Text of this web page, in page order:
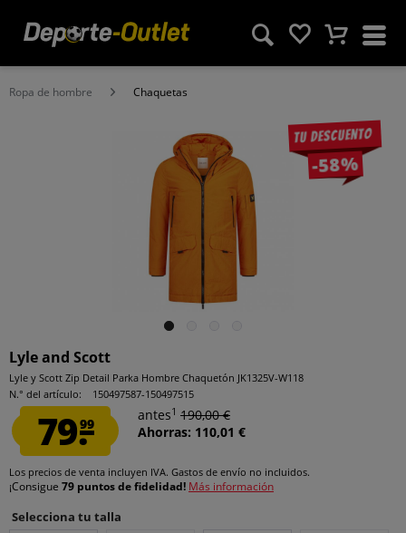
Ropa de hombre Chaquetas
Tu descuento
-58%
Lyle and Scott
Lyle y Scott Zip Detail Parka Hombre Chaquetón JK1325V-W118
N.° del artículo:
150497587-150497515
79.99
antes1 190,00 €
Ahorras: 110,01 €
Los precios de venta incluyen IVA. Gastos de envío no incluidos.
¡Consigue 79 puntos de fidelidad! Más información
Selecciona tu talla